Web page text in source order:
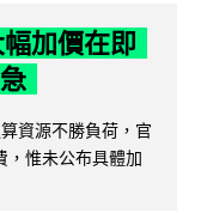
加價在即
資源不勝負荷，官
，惟未公布具體加